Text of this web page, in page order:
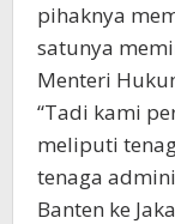
pihaknya
satunya
Menteri
“Tadi kami
meliputi
tenaga
Banten ke